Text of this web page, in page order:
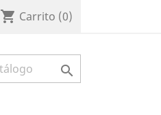
shopping_cart Carrito (0)
